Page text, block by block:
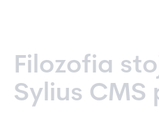
Filozofia
Sylius CMS